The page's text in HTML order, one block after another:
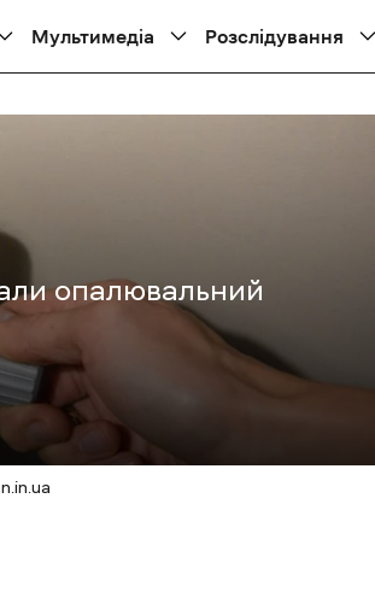
Мультимедіа Розслідування
опалювальний